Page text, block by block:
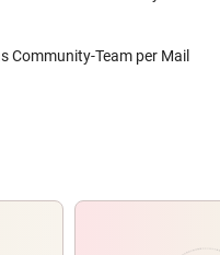
Community-Team per Mail